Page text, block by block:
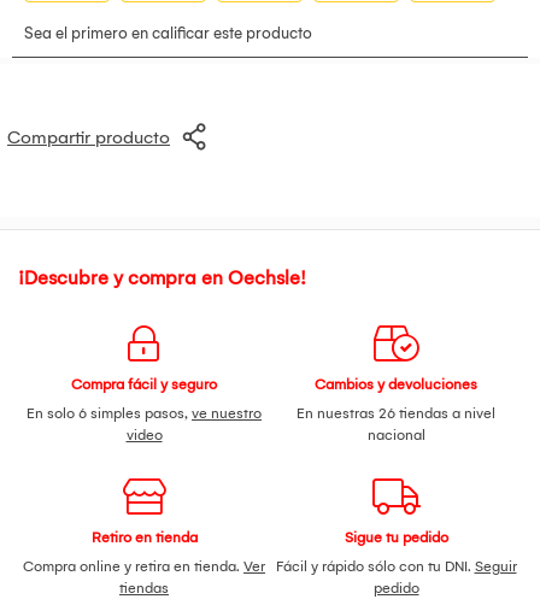
revisar términos y condiciones
Compartir producto
¡Descubre y compra en Oechsle!
Compra fácil y seguro
En solo 6 simples pasos, ve nuestro
video
Cambios y devoluciones
En nuestras 26 tiendas a nivel
nacional
Retiro en tienda
Compra online y retira en tienda. Ver
tiendas
Sigue tu pedido
Fácil y rápido sólo con tu DNI. Seguir
pedido